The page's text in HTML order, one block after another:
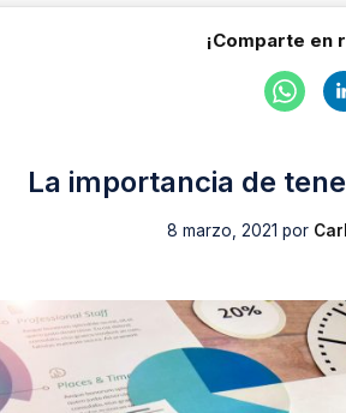
¡Comparte en
La importancia de
8 marzo, 2021 por